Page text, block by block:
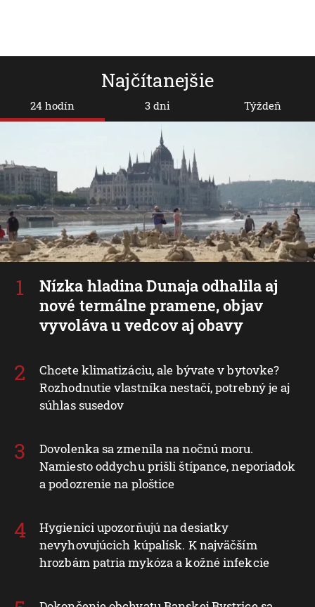
Najčítanejšie
24 hodín
Nízka hladina Dunaja odhalila aj
nové termálne pramene, objav
vyvoláva u vedcov aj obavy
Chcete klimatizáciu, ale bývate v bytovke?
Rozhodnutie vlastníka nestačí, potrebný je aj
súhlas susedov
Dovolenka sa zmenila na nočnú moru.
Namiesto oddychu prišli štípance, neporiadok
a podozrenie na ploštice
Hygienici upozorňujú na desiatky
nevyhovujúcich kúpalísk. K najväčším
hrozbám patria mykóza a kožné infekcie
3 dni Týždeň